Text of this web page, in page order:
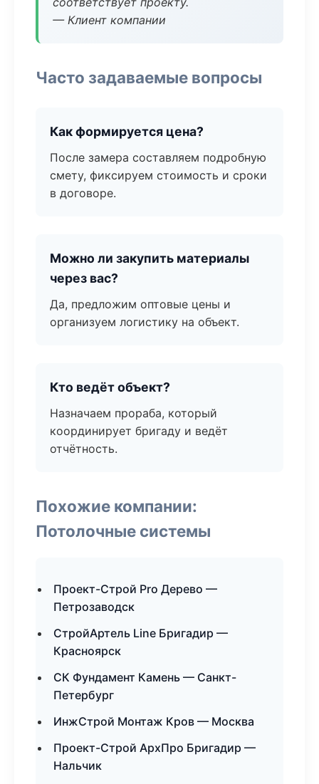
— Клиент компании
Часто задаваемые вопросы
Как формируется цена?
После замера составляем подробную
смету, фиксируем стоимость и сроки
в договоре.
Можно ли закупить материалы
через вас?
Да, предложим оптовые цены и
организуем логистику на объект.
Кто ведёт объект?
Назначаем прораба, который
координирует бригаду и ведёт
отчётность.
Похожие компании:
Потолочные системы
Проект-Строй Pro Дерево —
Петрозаводск
СтройАртель Line Бригадир —
Красноярск
СК Фундамент Камень — Санкт-
Петербург
ИнжСтрой Монтаж Кров — Москва
Проект-Строй АрхПро Бригадир —
Нальчик